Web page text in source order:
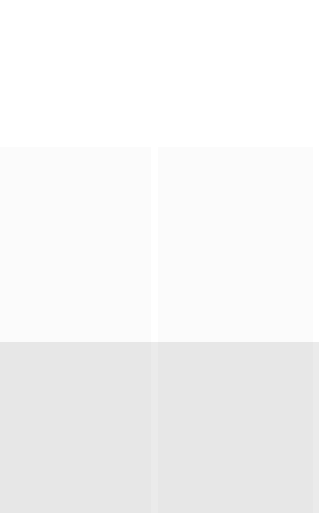
谁？什么才是生命价值的真
来到一座偏僻的小镇，在小镇里他们经历